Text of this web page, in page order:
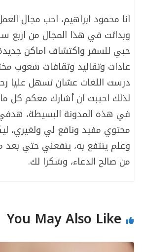
انا محمود ابراهيم، احب مجال
وبدائت في هذا المجال من اربع
حبي للسفر واكتشاف اماكن
عادات وتقاليد وثقافات شعوب
درست اللغات عشان تسهل عليا
لذلك احببت ان أشارك معكم كل
في هذه المدونة البسيطة،
محتوي مفيد ونافع لي ولغيري،
وعلم ينتفع به، ينفعني حتي بعد
من صالح الدعاء، وشكرا لك.
You May Also Like